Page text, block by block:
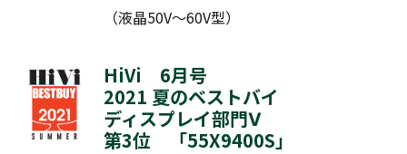
（液晶50V～60V型）
HiVi 6月号
2021 夏のベストバイ
ディスプレイ部門Ⅴ
第3位 「55X9400S」